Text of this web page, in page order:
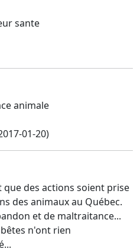
sante
animale
01-20)
des actions soient prise
des animaux au Québec.
et de maltraitance...
n'ont rien